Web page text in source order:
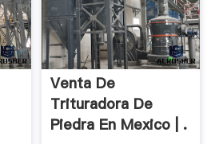
Venta De
Trituradora De
Piedra En Mexico | .